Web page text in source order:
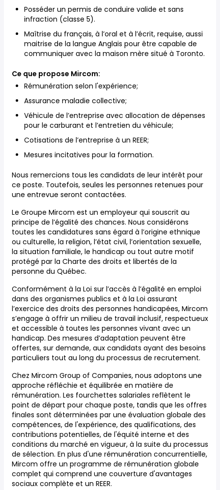
Posséder un permis de conduire valide et sans
infraction (classe 5).
Maîtrise du français, à l’oral et à l’écrit, requise, aussi
maitrise de la langue Anglais pour être capable de
communiquer avec la maison mère situé à Toronto.
Ce que propose Mircom:
Rémunération selon l'expérience;
Assurance maladie collective;
Véhicule de l’entreprise avec allocation de dépenses
pour le carburant et l’entretien du véhicule;
Cotisations de l’entreprise à un REER;
Mesures incitatives pour la formation.
Nous remercions tous les candidats de leur intérêt pour
ce poste. Toutefois, seules les personnes retenues pour
une entrevue seront contactées.
Le Groupe Mircom est un employeur qui souscrit au
principe de l’égalité des chances. Nous considérons
toutes les candidatures sans égard à l’origine ethnique
ou culturelle, la religion, l’état civil, l’orientation sexuelle,
la situation familiale, le handicap ou tout autre motif
protégé par la Charte des droits et libertés de la
personne du Québec.
Conformément à la Loi sur l’accès à l’égalité en emploi
dans des organismes publics et à la Loi assurant
l’exercice des droits des personnes handicapées, Mircom
s’engage à offrir un milieu de travail inclusif, respectueux
et accessible à toutes les personnes vivant avec un
handicap. Des mesures d’adaptation peuvent être
offertes, sur demande, aux candidats ayant des besoins
particuliers tout au long du processus de recrutement.
Chez Mircom Group of Companies, nous adoptons une
approche réfléchie et équilibrée en matière de
rémunération. Les fourchettes salariales reflètent le
point de départ pour chaque poste, tandis que les offres
finales sont déterminées par une évaluation globale des
compétences, de l'expérience, des qualifications, des
contributions potentielles, de l'équité interne et des
conditions du marché en vigueur, à la suite du processus
de sélection. En plus d'une rémunération concurrentielle,
Mircom offre un programme de rémunération globale
complet qui comprend une couverture d'avantages
sociaux complète et un REER.